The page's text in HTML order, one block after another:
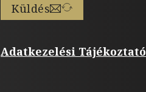
Küldés
Adatkezelési Tájékoztató